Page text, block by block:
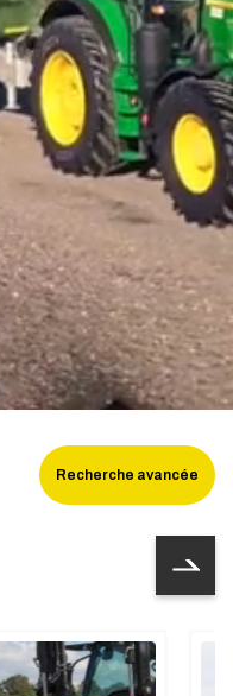
pour le sol
nous
Recherche avancée